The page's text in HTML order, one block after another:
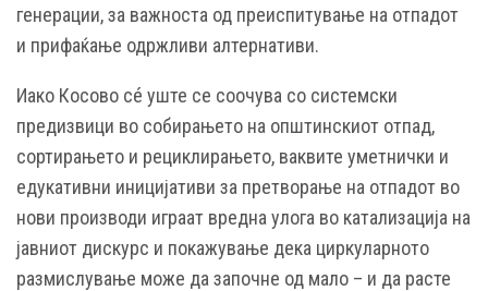
генерации, за важноста од преиспитување на отпадот
и прифаќање одржливи алтернативи.
Иако Косово сé уште се соочува со системски
предизвици во собирањето на општинскиот отпад,
сортирањето и рециклирањето, ваквите уметнички и
едукативни иницијативи за претворање на отпадот во
нови производи играат вредна улога во катализација на
јавниот дискурс и покажување дека циркуларното
размислување може да започне од мало – и да расте